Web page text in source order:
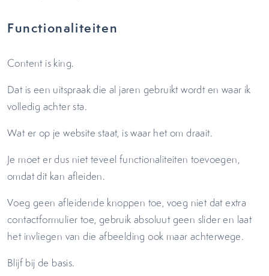
Functionaliteiten
Content is king.
Dat is een uitspraak die al jaren gebruikt wordt en waar ik
volledig achter sta.
Wat er op je website staat, is waar het om draait.
Je moet er dus niet teveel functionaliteiten toevoegen,
omdat dit kan afleiden.
Voeg geen afleidende knoppen toe, voeg niet dat extra
contactformulier toe, gebruik absoluut geen slider en laat
het invliegen van die afbeelding ook maar achterwege.
Blijf bij de basis.